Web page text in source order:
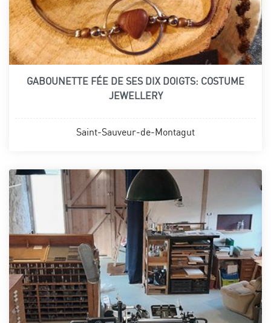
GABOUNETTE FÉE DE SES DIX DOIGTS: COSTUME
JEWELLERY
Saint-Sauveur-de-Montagut